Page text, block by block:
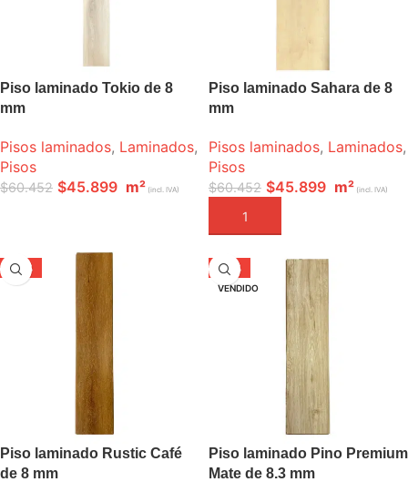
Piso laminado Tokio de 8
mm
Pisos laminados, Laminados,
Pisos
$60.452 $45.899 m² (incl. IVA)
Piso laminado Sahara de 8
mm
Pisos laminados, Laminados,
Pisos
$60.452 $45.899 m² (incl. IVA)
AÑADIR A LA CESTA
-20%
Piso laminado Rustic Café
de 8 mm
-37%
VENDIDO
Piso laminado Pino Premium
Mate de 8.3 mm